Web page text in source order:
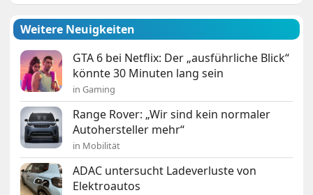
Weitere Neuigkeiten
GTA 6 bei Netflix: Der „ausführliche Blick“
könnte 30 Minuten lang sein
in Gaming
Range Rover: „Wir sind kein normaler
Autohersteller mehr“
in Mobilität
ADAC untersucht Ladeverluste von
Elektroautos